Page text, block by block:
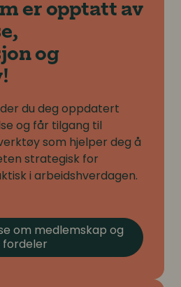
er opptatt av
og
du deg oppdatert
og får tilgang til
som hjelper deg å
strategisk for
i arbeidshverdagen.
om medlemskap og
fordeler